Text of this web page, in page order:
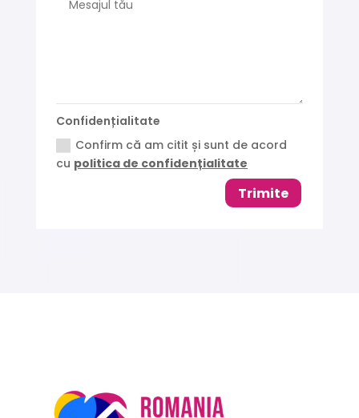
Confidențialitate
Confirm că am citit și sunt de acord
cu politica de confidențialitate
Trimite